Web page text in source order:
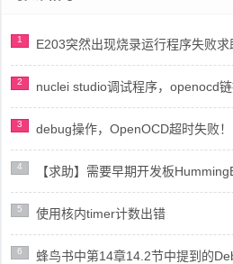
1 E203突然出现烧录运行程序失败求
2 nuclei studio调试程序，openocd
3 debug操作，OpenOCD超时失败！
4 【求助】需要早期开发板
5 使用核内timer计数出错
6 蜂鸟书中第14章14.2节中提到的